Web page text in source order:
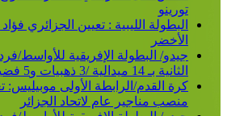
تورينو
البطولة الليبية : تعيين الجزائري
الأخضر
جيدو/ البطولة الإفريقية للأواسط/
الثانية بـ 14 ميدالية /3 ذهبيات و5 فضيات و6 برونزيات/
كرة القدم/الرابطة الأولى
منصب مناجير عام لاتحاد الجزائر